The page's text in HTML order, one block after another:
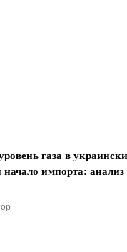
газа в
импорта: анализ